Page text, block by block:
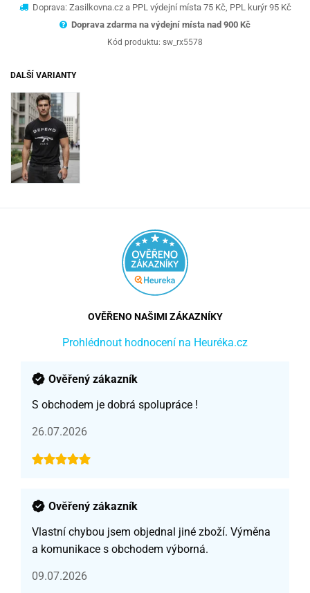
Doprava: Zasilkovna.cz a PPL výdejní místa 75 Kč, PPL kurýr 95 Kč
Doprava zdarma na výdejní místa nad 900 Kč
Kód produktu: sw_rx5578
DALŠÍ VARIANTY
OVĚŘENO NAŠIMI ZÁKAZNÍKY
Prohlédnout hodnocení na Heuréka.cz
Ověřený zákazník
S obchodem je dobrá spolupráce !
26.07.2026
Ověřený zákazník
Vlastní chybou jsem objednal jiné zboží. Výměna
a komunikace s obchodem výborná.
09.07.2026